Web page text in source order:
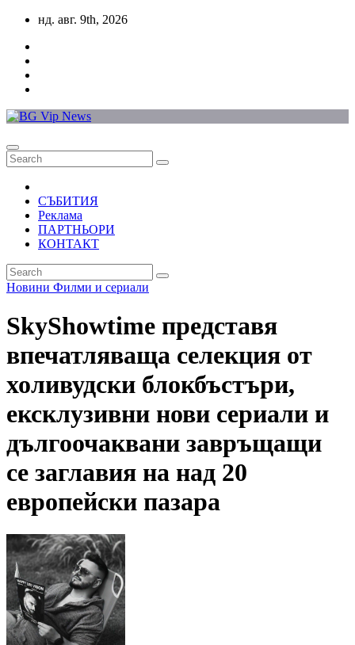
Skip
content
нд. авг. 9th, 2026
СЪБИТИЯ
Реклама
ПАРТНЬОРИ
КОНТАКТ
Новини Филми и сериали
SkyShowtime представя
впечатляваща селекция от
холивудски блокбъстъри,
ексклузивни нови сериали и
дългоочаквани завръщащи
се заглавия на над 20
европейски пазара